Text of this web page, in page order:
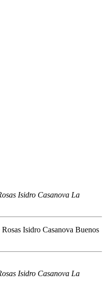
Isidro Casanova La
Isidro Casanova La